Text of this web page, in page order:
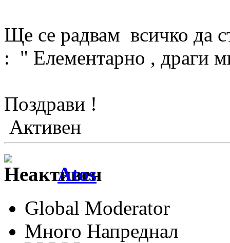
Ще се радвам всичко да
: " Елементарно , драги
Поздрави !
Активен
Аtos
Global Moderator
Много Напреднал